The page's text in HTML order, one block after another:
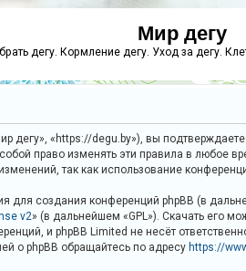
Мир дегу
дегу. Кормление дегу. Уход за дегу.
дегу», «https://degu.by»), вы
право изменять эти правила в
так как использование
создания конференций phpBB (в
v2» (в дальнейшем «GPL»). Скачать его
и phpBB Limited не несёт
о phpBB обращайтесь по адресу https://